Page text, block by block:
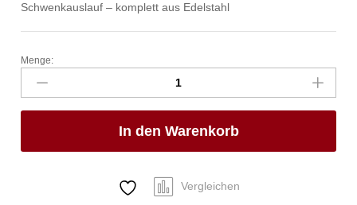
Schwenkauslauf – komplett aus Edelstahl
luxor
Wandbatterie
1/2"
Anzahl
Menge:
In den Warenkorb
Vergleichen